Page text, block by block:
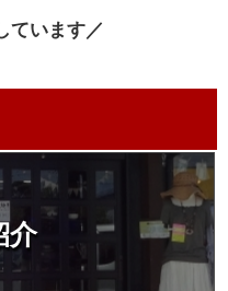
ています／
介